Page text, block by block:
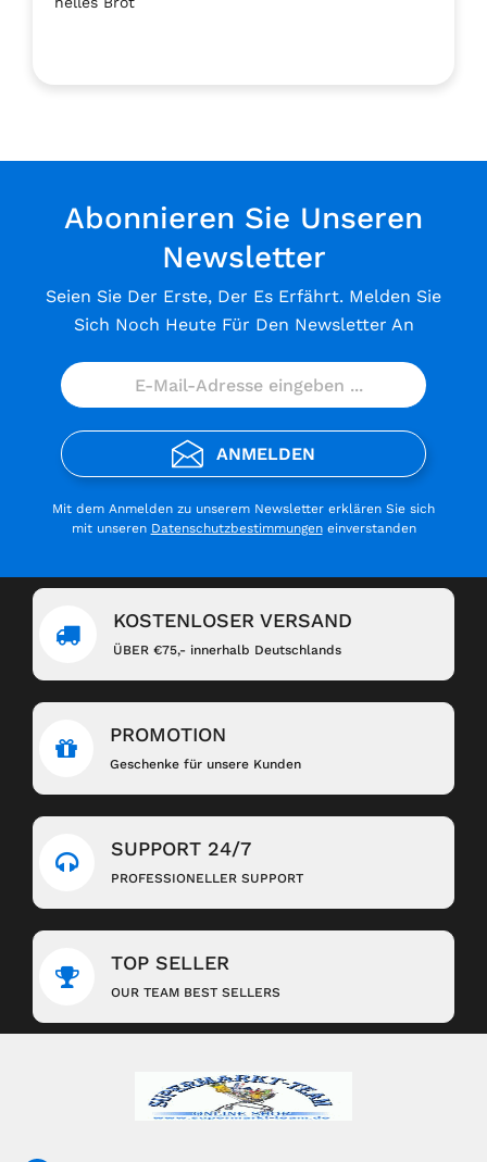
Abonnieren Sie Unseren
Newsletter
Seien Sie Der Erste, Der Es Erfährt. Melden Sie
Sich Noch Heute Für Den Newsletter An
ANMELDEN
Mit dem Anmelden zu unserem Newsletter erklären Sie sich
mit unseren Datenschutzbestimmungeneinverstanden
KOSTENLOSER VERSAND
ÜBER €75,- innerhalb Deutschlands
PROMOTION
Geschenke für unsere Kunden
SUPPORT 24/7
PROFESSIONELLER SUPPORT
TOP SELLER
OUR TEAM BEST SELLERS